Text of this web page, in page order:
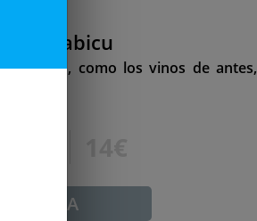
Rabicu
grado, como los vinos de antes,